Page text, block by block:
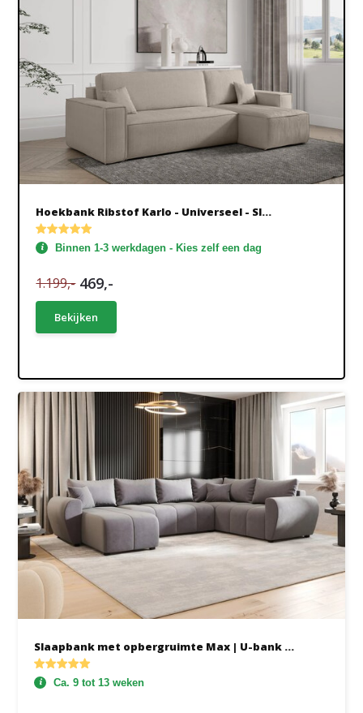
Hoekbank Ribstof Karlo - Universeel - Sl...
Binnen 1-3 werkdagen - Kies zelf een dag
1.199,- 469,-
Bekijken
Slaapbank met opbergruimte Max | U-bank ...
Ca. 9 tot 13 weken